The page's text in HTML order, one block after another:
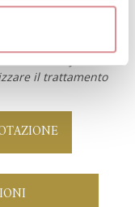
il trattamento